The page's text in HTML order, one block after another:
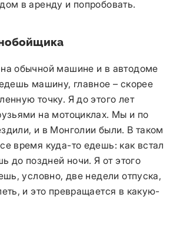
в аренду и попробовать.
обычной машине и в автодоме
машину, главное – скорее
точку. Я до этого лет
на мотоциклах. Мы и по
и в Монголии были. В таком
время куда-то едешь: как встал
до поздней ночи. Я от этого
условно, две недели отпуска,
и это превращается в какую-